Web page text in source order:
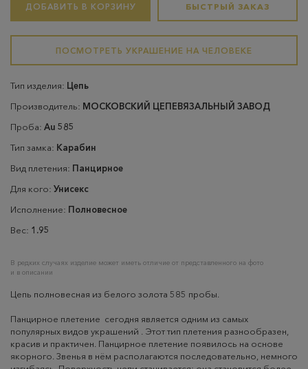
ДОБАВИТЬ В КОРЗИНУ БЫСТРЫЙ ЗАКАЗ
ПОСМОТРЕТЬ УКРАШЕНИЕ НА ЧЕЛОВЕКЕ
Тип изделия: Цепь
Производитель: МОСКОВСКИЙ ЦЕПЕВЯЗАЛЬНЫЙ ЗАВОД
Проба: Au 585
Тип замка: Карабин
Вид плетения: Панцирное
Для кого: Унисекс
Исполнение: Полновесное
Вес: 1.95
В редких случаях изделие может иметь отличие от представленного на фото
и в описании
Цепь полновесная из белого золота 585 пробы.
Панцирное плетение сегодня является одним из самых
популярных видов украшений . Этот тип плетения разнообразен,
красив и практичен. Панцирное плетение появилось на основе
якорного. Звенья в нём располагаются последовательно, немного